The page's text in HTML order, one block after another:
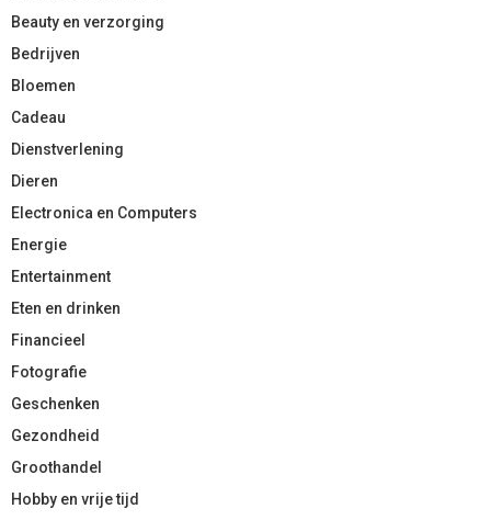
Beauty en verzorging
Bedrijven
Bloemen
Cadeau
Dienstverlening
Dieren
Electronica en Computers
Energie
Entertainment
Eten en drinken
Financieel
Fotografie
Geschenken
Gezondheid
Groothandel
Hobby en vrije tijd